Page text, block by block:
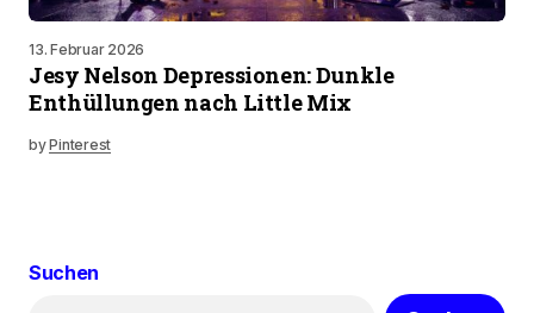
13. Februar 2026
Jesy Nelson Depressionen: Dunkle
Enthüllungen nach Little Mix
byPinterest
Suchen